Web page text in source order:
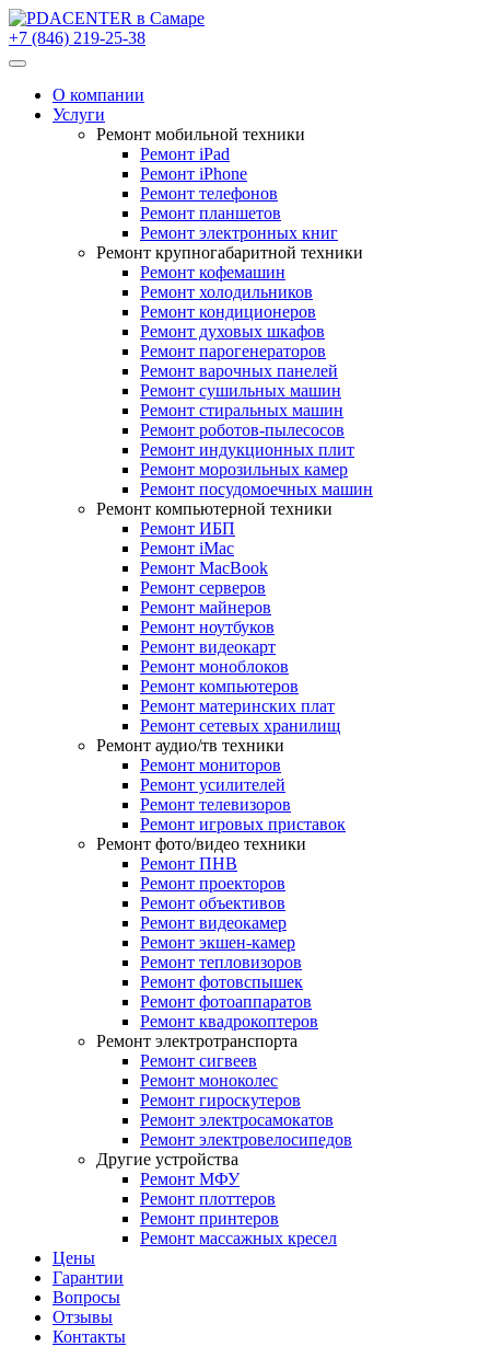
+7 (846) 219-25-38
О компании
Услуги
Ремонт мобильной техники
Ремонт iPad
Ремонт iPhone
Ремонт телефонов
Ремонт планшетов
Ремонт электронных книг
Ремонт крупногабаритной техники
Ремонт кофемашин
Ремонт холодильников
Ремонт кондиционеров
Ремонт духовых шкафов
Ремонт парогенераторов
Ремонт варочных панелей
Ремонт сушильных машин
Ремонт стиральных машин
Ремонт роботов-пылесосов
Ремонт индукционных плит
Ремонт морозильных камер
Ремонт посудомоечных машин
Ремонт компьютерной техники
Ремонт ИБП
Ремонт iMac
Ремонт MacBook
Ремонт серверов
Ремонт майнеров
Ремонт ноутбуков
Ремонт видеокарт
Ремонт моноблоков
Ремонт компьютеров
Ремонт материнских плат
Ремонт сетевых хранилищ
Ремонт аудио/тв техники
Ремонт мониторов
Ремонт усилителей
Ремонт телевизоров
Ремонт игровых приставок
Ремонт фото/видео техники
Ремонт ПНВ
Ремонт проекторов
Ремонт объективов
Ремонт видеокамер
Ремонт экшен-камер
Ремонт тепловизоров
Ремонт фотовспышек
Ремонт фотоаппаратов
Ремонт квадрокоптеров
Ремонт электротранспорта
Ремонт сигвеев
Ремонт моноколес
Ремонт гироскутеров
Ремонт электросамокатов
Ремонт электровелосипедов
Другие устройства
Ремонт МФУ
Ремонт плоттеров
Ремонт принтеров
Ремонт массажных кресел
Цены
Гарантии
Вопросы
Отзывы
Контакты